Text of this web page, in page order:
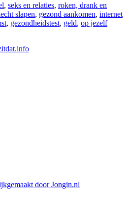
, seks en relaties, roken, drank en
slapen, gezond aankomen, internet
, gezondheidstest, geld, op jezelf